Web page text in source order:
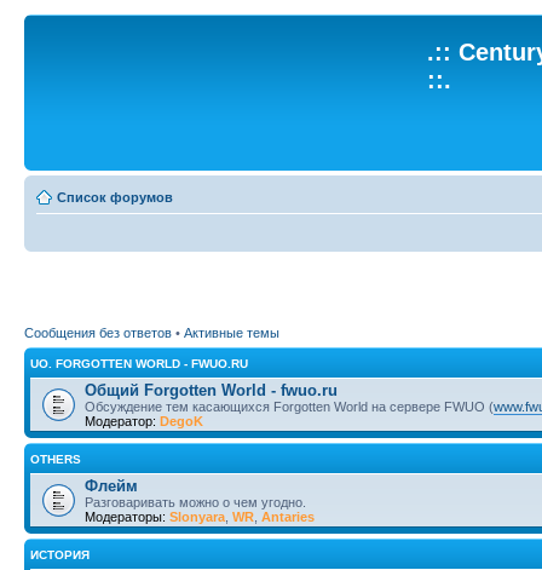
.::
::.
Список форумов
Сообщения без ответов • Активные темы
UO. FORGOTTEN WORLD - FWUO.RU
Общий Forgotten World - fwuo.ru
Обсуждение тем касающихся Forgotten World на сервере FWUO (
Модератор: DegoK
OTHERS
Флейм
Разговаривать можно о чем угодно.
Модераторы: Slonyara WR Antaries
ИСТОРИЯ